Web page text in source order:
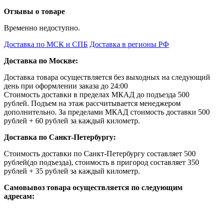
Отзывы о товаре
Временно недоступно.
Доставка по МСК и СПБ Доставка в регионы РФ
Доставка по Москве:
Доставка товара осуществляется без выходных на следующий
день при оформлении заказа до 24:00
Стоимость доставки в пределах МКАД до подъезда 500
рублей. Подъем на этаж рассчитывается менеджером
дополнительно. За пределами МКАД стоимость доставки 500
рублей + 60 рублей за каждый километр.
Доставка по Санкт-Петербургу:
Стоимость доставки по Санкт-Петербургу составляет 500
рублей(до подъезда), стоимость в пригород составляет 350
рублей + 35 рублей за каждый километр.
Самовывоз товара осуществляется по следующим
адресам: